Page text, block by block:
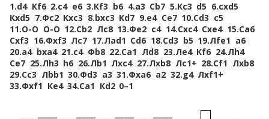
1.d4 Кf6 2.c4 e6 3.Кf3 b6 4.a3 Сb7 5.Кc3 d5 6.cxd5
Кxd5 7.Фc2 Кxc3 8.bxc3 Кd7 9.e4 Сe7 10.Сd3 c5
11.O-O O-O 12.Сb2 Лc8 13.Фe2 c4 14.Сxc4 Сxe4 15.Сa6
Сxf3 16.Фxf3 Лc7 17.Лad1 Сd6 18.Сd3 b5 19.Лfe1 a6
20.a4 bxa4 21.c4 Фb8 22.Сa1 Лd8 23.Лe4 Кf6 24.Лh4
Сe7 25.Лh3 h6 26.Лb1 Лxc4 27.Лxb8 Лc1+ 28.Сf1 Лxb8
29.Сc3 Лbb1 30.Фd3 a3 31.Фxa6 a2 32.g4 Лxf1+
33.Фxf1 Кe4 34.Сa1 Кd2 0–1